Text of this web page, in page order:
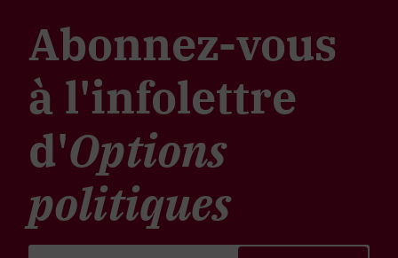
Abonnez-vous
à l'infolettre
d'Options
politiques